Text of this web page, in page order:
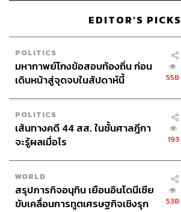
EDITOR'S PICKS
POLITICS
มหากาพย์โกงข้อสอบท้องถิ่น ก่อน
เดินหน้าสู่จุดจบในสัปดาห์นี้
558
POLITICS
เส้นทางคดี 44 สส. ในชั้นศาลฎีกา
จะรู้ผลเมื่อไร
193
WORLD
สรุปภารกิจอนุทิน เยือนอินโดนีเซีย
ขับเคลื่อนการทูตเศรษฐกิจเชิงรุก
538